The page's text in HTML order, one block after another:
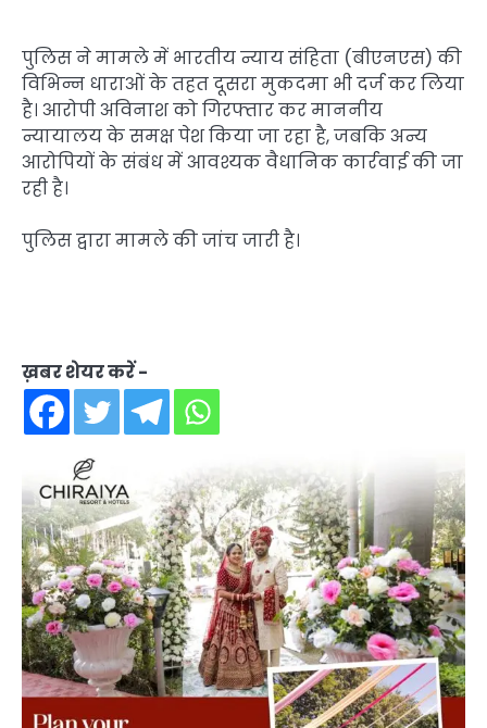
पुलिस ने मामले में भारतीय न्याय संहिता (बीएनएस) की
विभिन्न धाराओं के तहत दूसरा मुकदमा भी दर्ज कर लिया
है। आरोपी अविनाश को गिरफ्तार कर माननीय
न्यायालय के समक्ष पेश किया जा रहा है, जबकि अन्य
आरोपियों के संबंध में आवश्यक वैधानिक कार्रवाई की जा
रही है।
पुलिस द्वारा मामले की जांच जारी है।
ख़बर शेयर करें -